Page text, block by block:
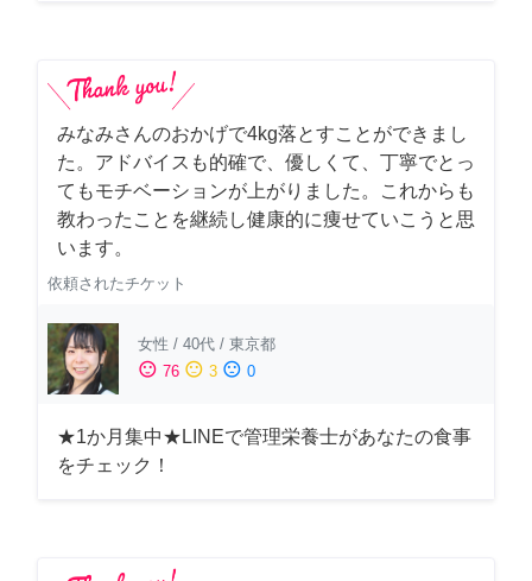
みなみさんのおかげで4kg落とすことができまし
た。アドバイスも的確で、優しくて、丁寧でとっ
てもモチベーションが上がりました。これからも
教わったことを継続し健康的に痩せていこうと思
います。
依頼されたチケット
女性 / 40代 / 東京都
sentiment_satisfied 76 sentiment_neutral 3 sentiment_dissatisfied 0
★1か月集中★LINEで管理栄養士があなたの食事
をチェック！